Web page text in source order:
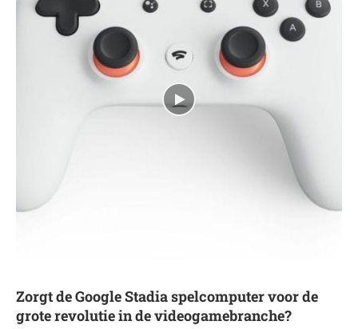
Zorgt de Google Stadia spelcomputer voor de
grote revolutie in de videogamebranche?